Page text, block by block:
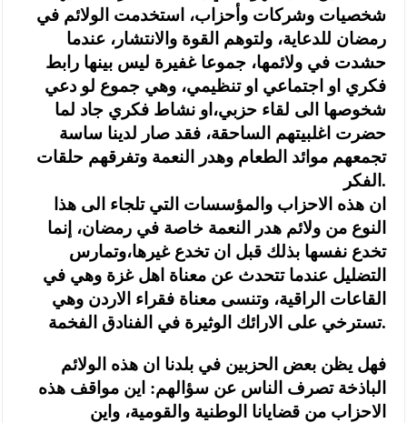
شخصيات وشركات وأحزاب، استخدمت الولائم في
رمضان للدعاية، ولتوهم القوة والانتشار، عندما
حشدت في ولائمها، جموعا غفيرة ليس بينها رابط
فكري او اجتماعي او تنظيمي، وهي جموع لو دعي
شخوصها الى لقاء حزبي،او نشاط فكري جاد لما
حضرت اغلبيتهم الساحقة، فقد صار لدينا ساسة
تجمعهم موائد الطعام وهدر النعمة وتفرقهم حلقات
الفكر.
ان هذه الاحزاب والمؤسسات التي تلجاء الى هذا
النوع من ولائم هدر النعمة خاصة في رمضان، إنما
تخدع نفسها بذلك قبل ان تخدع غيرها،وتمارس
التضليل عندما تتحدث عن معناة اهل غزة وهي في
القاعات الراقية، وتنسى معناة فقراء الاردن وهي
تسترخي على الارائك الوثيرة في الفنادق الفخمة.
فهل يظن بعض الحزبين في بلدنا ان هذه الولائم
الباذخة تصرف الناس عن سؤالهم: اين مواقف هذه
الاحزاب من قضايانا الوطنية والقومية، واين